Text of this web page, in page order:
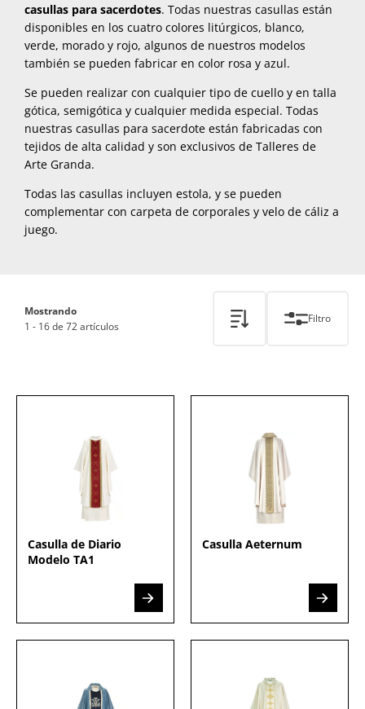
casullas para sacerdotes. Todas nuestras casullas están
disponibles en los cuatro colores litúrgicos, blanco,
verde, morado y rojo, algunos de nuestros modelos
también se pueden fabricar en color rosa y azul.
Se pueden realizar con cualquier tipo de cuello y en talla
gótica, semigótica y cualquier medida especial. Todas
nuestras casullas para sacerdote están fabricadas con
tejidos de alta calidad y son exclusivos de Talleres de
Arte Granda.
Todas las casullas incluyen estola, y se pueden
complementar con carpeta de corporales y velo de cáliz a
juego.
Casulla de Diario
Modelo TA1
Casulla Aeternum
Mostrando
1 - 16 de 72 artículos
Filtro